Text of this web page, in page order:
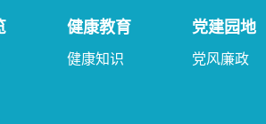
健康教育
健康知识
党建园地
党风廉政